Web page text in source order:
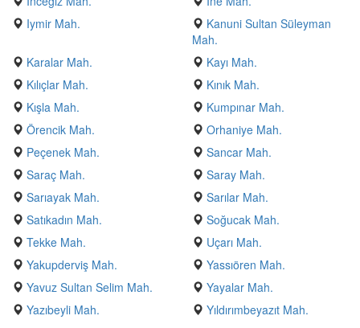
Iymir Mah.
Kanuni Sultan Süleyman
Mah.
Karalar Mah.
Kayı Mah.
Kılıçlar Mah.
Kınık Mah.
Kışla Mah.
Kumpınar Mah.
Örencik Mah.
Orhaniye Mah.
Peçenek Mah.
Sancar Mah.
Saraç Mah.
Saray Mah.
Sarıayak Mah.
Sarılar Mah.
Satıkadın Mah.
Soğucak Mah.
Tekke Mah.
Uçarı Mah.
Yakupderviş Mah.
Yassıören Mah.
Yavuz Sultan Selim Mah.
Yayalar Mah.
Yazıbeyli Mah.
Yıldırımbeyazıt Mah.